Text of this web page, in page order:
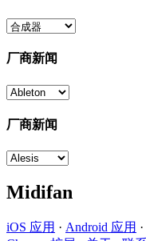
厂商新闻
厂商新闻
Midifan
iOS 应用 · Android 应用 ·